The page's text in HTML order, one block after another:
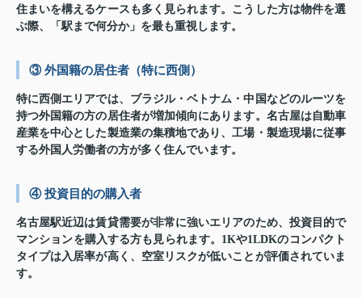
住まいを構えるケースも多く見られます。こうした方は物件を選
ぶ際、「駅まで何分か」を最も重視します。
③ 外国籍の居住者（特に西側）
特に西側エリアでは、ブラジル・ベトナム・中国などのルーツを
持つ外国籍の方の居住者が増加傾向にあります。名古屋は自動車
産業を中心とした製造業の集積地であり、工場・製造現場に従事
する外国人労働者の方が多く住んでいます。
④ 投資目的の購入者
名古屋駅近辺は賃貸需要が非常に強いエリアのため、投資目的で
マンションを購入する方も見られます。1Kや1LDKのコンパクト
タイプは入居率が高く、空室リスクが低いことが評価されていま
す。